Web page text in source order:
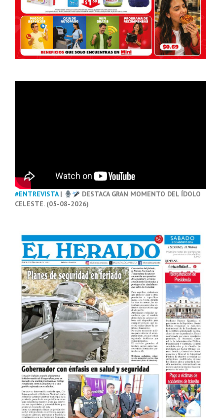
#ENTREVISTA|
DESTACA GRAN MOMENTO DEL ÍDOLO
CELESTE. (05-08-2026)